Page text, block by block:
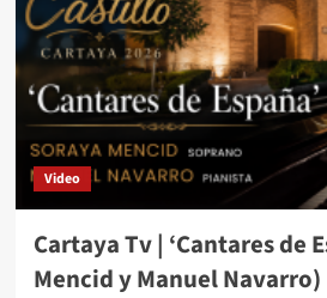
Video
Cartaya Tv | ‘Cantares de
Mencid y Manuel Navarro)